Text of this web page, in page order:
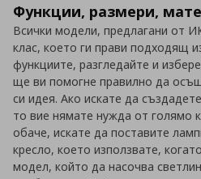
Функции, размери,
Всички модели, предлагани от
клас, което ги прави подходящ
функциите, разгледайте и
ще ви помогне правилно да
си идея. Ако искате да
то вие нямате нужда от голямо
обаче, искате да поставите
кресло, което използвате,
модел, който да насочва